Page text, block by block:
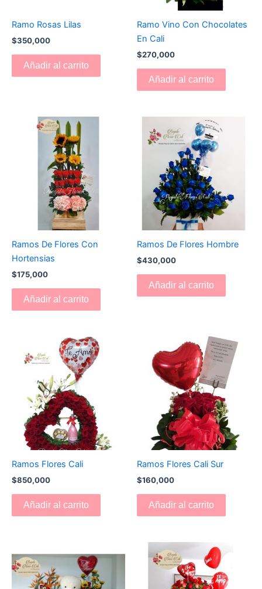
Ramo Rosas Lilas
$350,000
Añadir al carrito
Ramo Vino Con Chocolates
En Cali
$270,000
Añadir al carrito
Ramos De Flores Con
Hortensias
$175,000
Añadir al carrito
Ramos De Flores Hombre
$430,000
Añadir al carrito
Ramos Flores Cali
$850,000
Añadir al carrito
Ramos Flores Cali Sur
$160,000
Añadir al carrito